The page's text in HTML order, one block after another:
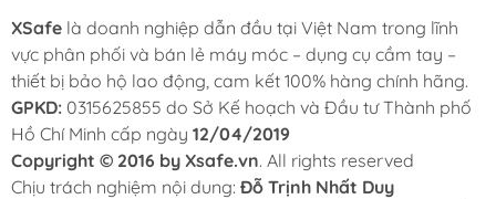
XSafe là doanh nghiệp dẫn đầu tại Việt Nam trong lĩnh
vực phân phối và bán lẻ máy móc – dụng cụ cầm tay –
thiết bị bảo hộ lao động, cam kết 100% hàng chính hãng.
GPKD: 0315625855 do Sở Kế hoạch và Đầu tư Thành phố
Hồ Chí Minh cấp ngày 12/04/2019
Copyright © 2016 by Xsafe.vn. All rights reserved
Chịu trách nghiệm nội dung: Đỗ Trịnh Nhất Duy